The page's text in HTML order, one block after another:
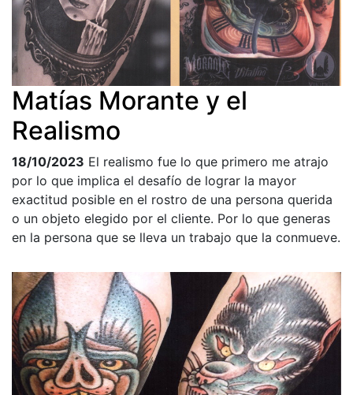
Matías Morante y el
Realismo
18/10/2023 El realismo fue lo que primero me atrajo
por lo que implica el desafío de lograr la mayor
exactitud posible en el rostro de una persona querida
o un objeto elegido por el cliente. Por lo que generas
en la persona que se lleva un trabajo que la conmueve.